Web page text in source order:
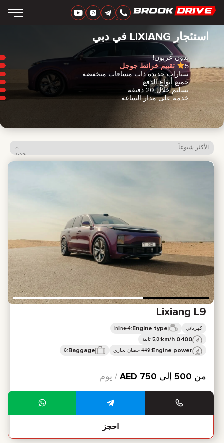
‏العربية‏
ماركات
مدة الإيجار
أفضل العروض
FAQ
CERTIFICATES
التقييمات
جهات الاتصال
شراكة
اِسْتَأْجِرْ لِتُمْلِكَ
7 925 283 88 88
دبي/
Lixiang
استئجار LIXIANG في دبي
بدون عربون!
5
تقييم خرائط جوجل
سيارات جديدة ذات مسافات منخفضة
جميع أنواع الدفع
تسليم خلال 20 دقيقة
خدمة على مدار الساعة
الأكثر شيوعاً
جديد
السعر: من الأقل للأعلى
Lixiang L9
كهربائي Engine type:
Inline-4
0-100 km/h: 5,8 ثانية
Engine power: 449 حصان بخاري Baggage:
6
من 500 إلى 750
AED / يوم
احجز